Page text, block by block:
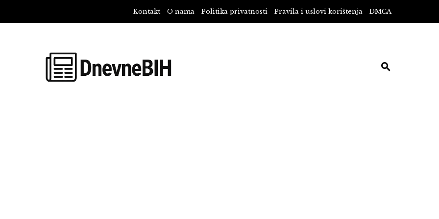
Kontakt O nama Politika privatnosti Pravila i uslovi korištenja DMCA